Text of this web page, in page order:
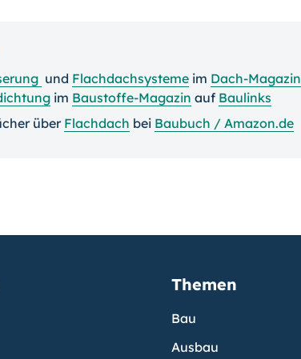
und Flachdachsysteme im Dach-Magazin
im Baustoffe-Magazin auf Baulinks
über Flachdach bei Baubuch / Amazon.de
Themen
Bau
Ausbau